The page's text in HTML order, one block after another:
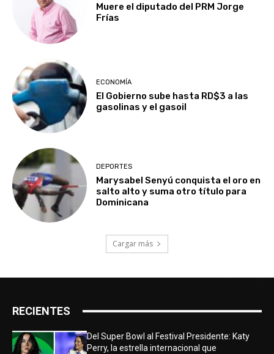
Muere el diputado del PRM Jorge
Frías
ECONOMÍA
El Gobierno sube hasta RD$3 a las
gasolinas y el gasoil
DEPORTES
Marysabel Senyú conquista el oro en
salto alto y suma otro título para
Dominicana
Cargar más
RECIENTES
Del Super Bowl al Festival Presidente: Katy
Perry, la estrella internacional que